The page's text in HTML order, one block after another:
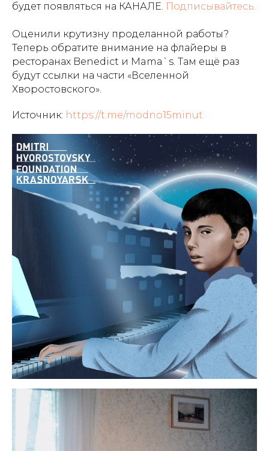
будет появляться на КАНАЛЕ. Подписывайтесь.
Оценили крутизну проделанной работы?
Теперь обратите внимание на флайеры в
ресторанах Benedict и Mama`s. Там ещё раз
будут ссылки на части «Вселенной
Хворостовского».
Источник: https://t.me/modno15minut